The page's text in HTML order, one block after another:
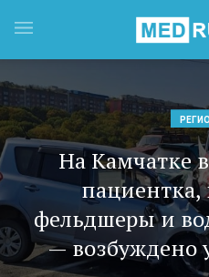
На Камчатке
пациентка,
фельдшеры и
— возбуждено